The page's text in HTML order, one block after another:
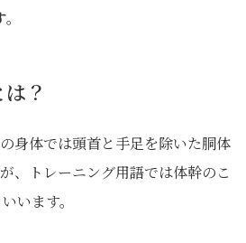
？
身体では頭首と手足を除いた胴体
、トレーニング用語では体幹のこ
います。